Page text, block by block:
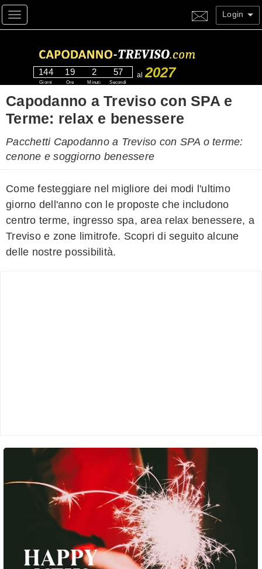
Toggle navigation Login
144
Giorni
19
Ore
2
Minuti
57
Secondi
al 2027
Capodanno a Treviso con SPA e
Terme: relax e benessere
Pacchetti Capodanno a Treviso con SPA o terme:
cenone e soggiorno benessere
Come festeggiare nel migliore dei modi l'ultimo
giorno dell'anno con le proposte che includono
centro terme, ingresso spa, area relax benessere, a
Treviso e zone limitrofe. Scopri di seguito alcune
delle nostre possibilità.